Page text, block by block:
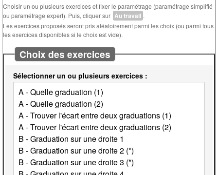
Choisir un ou plusieurs exercices et fixer le paramétrage (paramétrage simplifié
ou paramétrage expert). Puis, cliquer sur Au travail .
Les exercices proposés seront pris aléatoirement parmi les choix (ou parmi tous
les exercices disponibles si le choix est vide).
Choix des exercices
Sélectionner un ou plusieurs exercices :